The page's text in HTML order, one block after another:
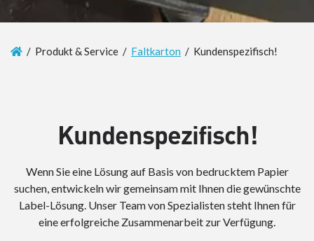
/ Produkt & Service / Faltkarton / Kundenspezifisch!
Kundenspezifisch!
Wenn Sie eine Lösung auf Basis von bedrucktem Papier
suchen, entwickeln wir gemeinsam mit Ihnen die gewünschte
Label-Lösung. Unser Team von Spezialisten steht Ihnen für
eine erfolgreiche Zusammenarbeit zur Verfügung.